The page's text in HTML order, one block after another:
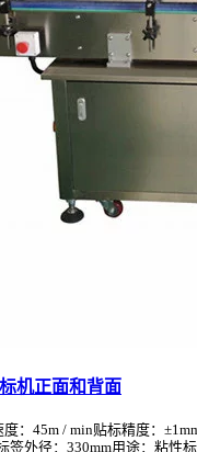
机正面和背面
：45m / min贴标精度：
签外径：330mm用途：粘性